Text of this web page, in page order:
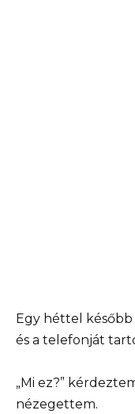
Egy héttel később
és a telefonját
„Mi ez?”
nézegettem.